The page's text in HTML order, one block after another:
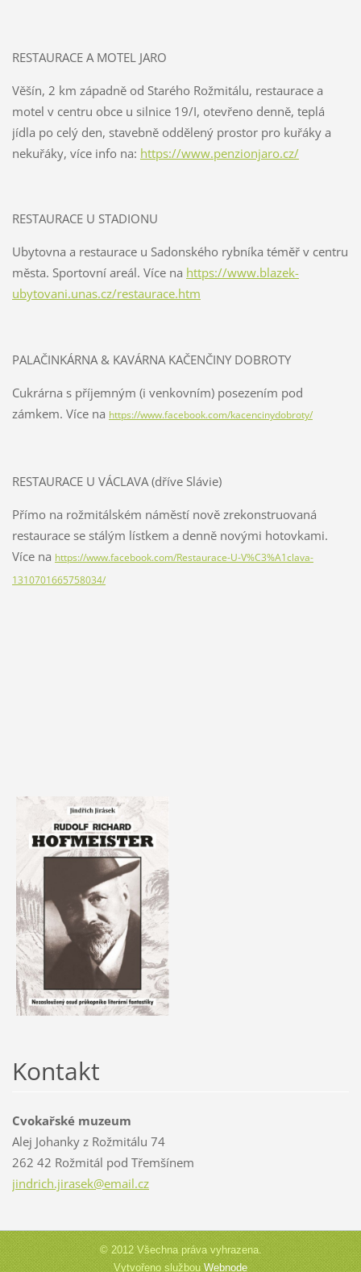
RESTAURACE A MOTEL JARO
Věšín, 2 km západně od Starého Rožmitálu, restaurace a
motel v centru obce u silnice 19/I, otevřeno denně, teplá
jídla po celý den, stavebně oddělený prostor pro kuřáky a
nekuřáky, více info na: https://www.penzionjaro.cz/
RESTAURACE U STADIONU
Ubytovna a restaurace u Sadonského rybníka téměř v centru
města. Sportovní areál. Více na https://www.blazek-
ubytovani.unas.cz/restaurace.htm
PALAČINKÁRNA & KAVÁRNA KAČENČINY DOBROTY
Cukrárna s příjemným (i venkovním) posezením pod
zámkem. Více na https://www.facebook.com/kacencinydobroty/
RESTAURACE U VÁCLAVA (dříve Slávie)
Přímo na rožmitálském náměstí nově zrekonstruovaná
restaurace se stálým lístkem a denně novými hotovkami.
Více na https://www.facebook.com/Restaurace-U-V%C3%A1clava-
1310701665758034/
Kontakt
Cvokařské muzeum
Alej Johanky z Rožmitálu 74
262 42 Rožmitál pod Třemšínem
jindrich.jirasek@email.cz
© 2012 Všechna práva vyhrazena.
Vytvořeno službouWebnode